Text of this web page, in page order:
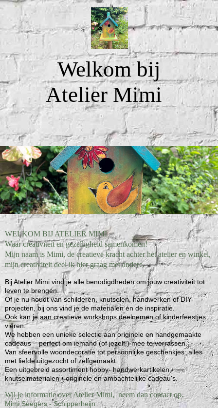
Welkom bij
Atelier Mimi
WELKOM BIJ ATELIER MIMI
Waar creativiteit en gezelligheid samenkomen!
Mijn naam is Mimi, de creatieve kracht achter het atelier en winkel,
mijn creativiteit deel ik hier graag met andere.
Bij Atelier Mimi vind je alle benodigdheden om jouw creativiteit tot
leven te brengen.
Of je nu houdt van schilderen, knutselen, handwerken of DIY-
projecten, bij ons vind je de materialen én de inspiratie.
Ook kan je aan creatieve workshops deelnemen of kinderfeestjes
vieren.
We hebben een unieke selectie aan originele en handgemaakte
cadeaus – perfect om iemand (of jezelf!) mee te verrassen.
Van sfeervolle woondecoratie tot persoonlijke geschenkjes: alles
met liefde uitgezocht of zelfgemaakt.
Een uitgebreid assortiment hobby- handwerkartikelen -
knutselmaterialen • originele en ambachtelijke cadeau's.
Wil je informatie over Atelier Mimi, neem dan contact op.
Mimi Seegers - Schipperheijn